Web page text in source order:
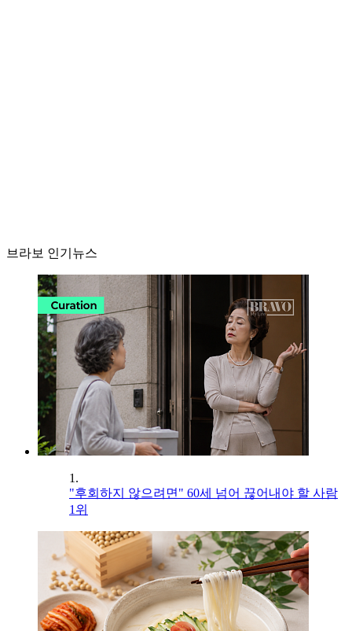
브라보 인기뉴스
1.
"후회하지 않으려면" 60세 넘어 끊어내야 할 사람
1위